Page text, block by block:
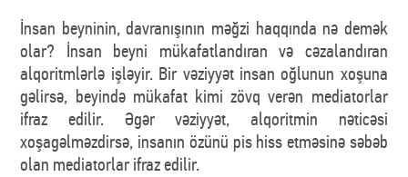
İnsan beyninin, davranışının məğzi haqqında nə demək
olar? İnsan beyni mükafatlandıran və cəzalandıran
alqoritmlərlə işləyir. Bir vəziyyət insan oğlunun xoşuna
gəlirsə, beyində mükafat kimi zövq verən mediatorlar
ifraz edilir. Əgər vəziyyət, alqoritmin nəticəsi
xoşagəlməzdirsə, insanın özünü pis hiss etməsinə səbəb
olan mediatorlar ifraz edilir.